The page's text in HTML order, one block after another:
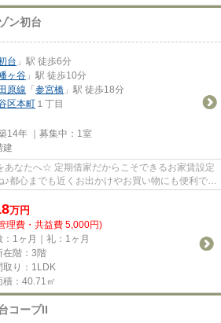
ン初台
台 」駅 徒歩6分
ヶ谷 」駅 徒歩10分
原線 「参宮橋 」駅 徒歩18分
区本町 １丁目
14年 ｜募集中： 1室
建
あなたへ☆ 定期借家だからこそできるお家賃設定
都心までも近くお出かけやお買い物にも便利です
万円
理費・共益費 5,000円)
：1ヶ月｜礼：1ヶ月
在階：3階
取り：1LDK
積：40.71㎡
コープII